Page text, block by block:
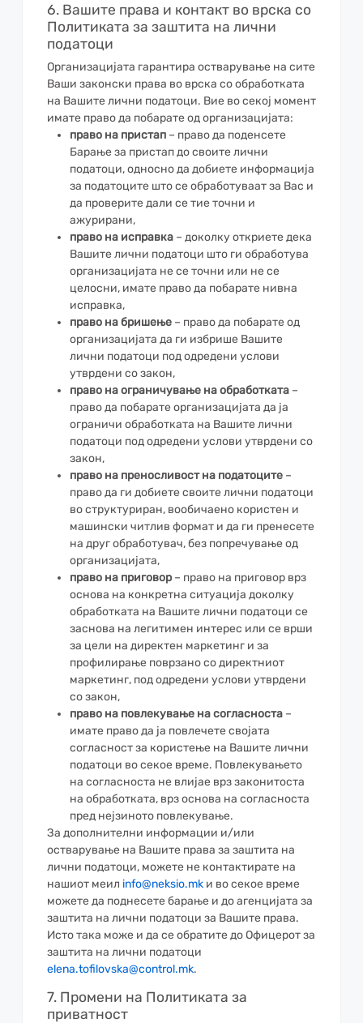
6. Вашите права и контакт во врска со
Политиката за заштита на лични
податоци
Организацијата гарантира остварување на сите
Ваши законски права во врска со обработката
на Вашите лични податоци. Вие во секој момент
имате право да побарате од организацијата:
право на пристап – право да поденсете
Барање за пристап до своите лични
податоци, односно да добиете информација
за податоците што се обработуваат за Вас и
да проверите дали се тие точни и
ажурирани,
право на исправка – доколку откриете дека
Вашите лични податоци што ги обработува
организацијата не се точни или не се
целосни, имате право да побарате нивна
исправка,
право на бришење – право да побарате од
организацијата да ги избрише Вашите
лични податоци под одредени услови
утврдени со закон,
право на ограничување на обработката –
право да побарате организацијата да ја
ограничи обработката на Вашите лични
податоци под одредени услови утврдени со
закон,
право на преносливост на податоците –
право да ги добиете своите лични податоци
во структуриран, вообичаено користен и
машински читлив формат и да ги пренесете
на друг обработувач, без попречување од
организацијата,
право на приговор– право на приговор врз
основа на конкретна ситуација доколку
обработката на Вашите лични податоци се
заснова на легитимен интерес или се врши
за цели на директен маркетинг и за
профилирање поврзано со директниот
маркетинг, под одредени услови утврдени
со закон,
право на повлекување на согласноста –
имате право да ја повлечете својата
согласност за користење на Вашите лични
податоци во секое време. Повлекувањето
на согласноста не влијае врз законитоста
на обработката, врз основа на согласноста
пред нејзиното повлекување.
За дополнителни информации и/или
остварување на Вашите права за заштита на
лични податоци, можете не контактирате на
нашиот меил info@neksio.mk и во секое време
можете да поднесете барање и до агенцијата за
заштита на лични податоци за Вашите права.
Исто така може и да се обратите до Офицерот за
заштита на лични податоци
elena.tofilovska@control.mk.
7. Промени на Политиката за
приватност